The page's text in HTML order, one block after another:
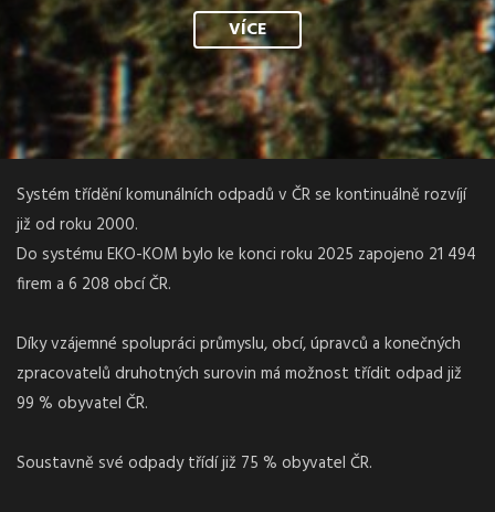
VÍCE
Systém třídění komunálních odpadů v ČR se kontinuálně rozvíjí
již od roku 2000.
Do systému EKO-KOM bylo ke konci roku 2025 zapojeno 21 494
firem a 6 208 obcí ČR.
Díky vzájemné spolupráci průmyslu, obcí, úpravců a konečných
zpracovatelů druhotných surovin má možnost třídit odpad již
99 % obyvatel ČR.
Soustavně své odpady třídí již 75 % obyvatel ČR.